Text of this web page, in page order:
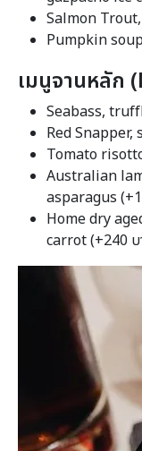
Salmon
Pumpkin
เมนูจานหลัก (
Seabass,
Red
Tomato
Australian
asparagus
Home dry
carrot (+240 บ